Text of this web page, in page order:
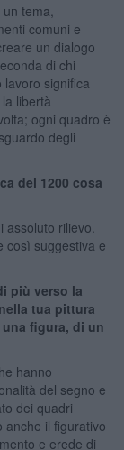
tema,
comuni e
un dialogo
di chi
lavoro significa
libertà
ogni quadro è
degli
del 1200 cosa
assoluto rilievo.
così suggestiva e
più verso la
tua pittura
figura, di un
hanno
del segno e
dei quadri
anche il figurativo
e erede di